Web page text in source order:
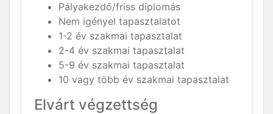
Pályakezdő/friss diplomás
Nem igényel tapasztalatot
1-2 év szakmai tapasztalat
2-4 év szakmai tapasztalat
5-9 év szakmai tapasztalat
10 vagy több év szakmai tapasztalat
Elvárt végzettség